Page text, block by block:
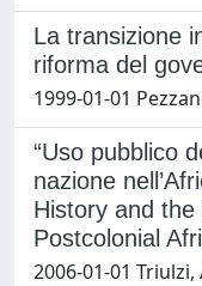
La transizione
riforma del
1999-01-01
“Uso pubblico
nazione
History and
Postcolonial
2006-01-01